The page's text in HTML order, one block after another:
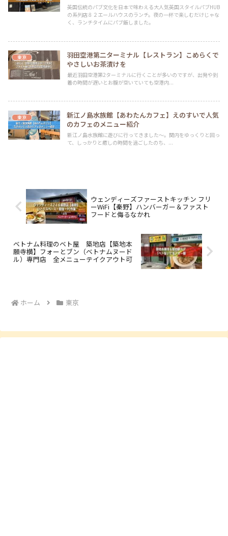
英国伝統のパブ文化を日本で味わえる大人気英国スタイルパブHUB
の系列店８２エールハウスのランチ。夜の一杯で楽しむだけじゃな
く、ランチタイムにパブ飯しました。
東京
羽田空港第二ターミナル【レストラン】こめらくで
やさしいお茶漬けを
最近羽田空港第2ターミナルに行くことが多いのですが、出発や到
着の時間が遅いとお腹が空いていても空港内...
東京
新江ノ島水族館【あわたんカフェ】えのすいで人気
のカフェのメニュー紹介
新江ノ島水族館に遊びに行ってきました～。関内をゆっくりと回っ
て、しっかりと癒しの時間を過ごしたのち、...
ウェンディーズファーストキッチン フリ
ーWiFi【秦野】ハンバーガー＆ファスト
フードと侮るなかれ
ベトナム料理のベト屋 築地店【築地本
願寺横】フォーとブン（ベトナムヌード
ル）専門店 全メニューテイクアウト可
ホーム 東京